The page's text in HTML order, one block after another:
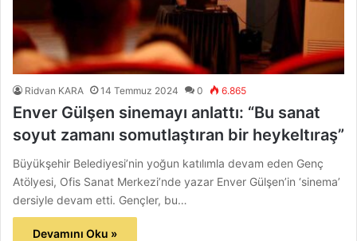
Ridvan KARA 14 Temmuz 2024 0 6.865
Enver Gülşen sinemayı anlattı: “Bu sanat
soyut zamanı somutlaştıran bir heykeltıraş”
Büyükşehir Belediyesi’nin yoğun katılımla devam eden Genç
Atölyesi, Ofis Sanat Merkezi’nde yazar Enver Gülşen’in ‘sinema’
dersiyle devam etti. Gençler, bu…
Devamını Oku »